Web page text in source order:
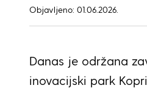
Objavljeno: 01.06.2026.
Danas je održana
inovacijski park